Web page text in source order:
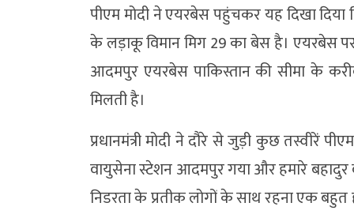
पीएम मोदी ने एयरबेस पहुंचकर यह दिखा
के लड़ाकू विमान मिग 29 का बेस है। एयरबेस पर
आदमपुर एयरबेस पाकिस्तान की सीमा के
मिलती है।
प्रधानमंत्री मोदी ने दौरे से जुड़ी कुछ तस्वीरें
वायुसेना स्टेशन आदमपुर गया और हमारे
निडरता के प्रतीक लोगों के साथ रहना एक बहुत